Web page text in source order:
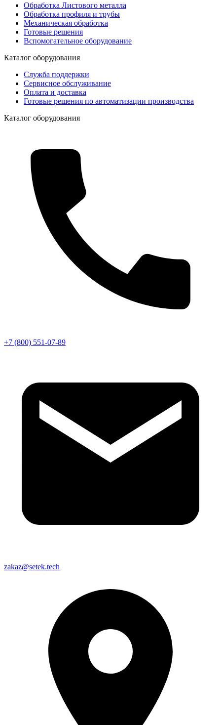
Обработка Листового металла
Обработка профиля и трубы
Механическая обработка
Готовые решения
Вспомогательное оборудование
Каталог оборудования
Служба поддержки
Сервисное обслуживание
Оплата и доставка
Готовые решения по автоматизации производства
Каталог оборудования
+7 (800) 551-07-89
zakaz@setek.tech